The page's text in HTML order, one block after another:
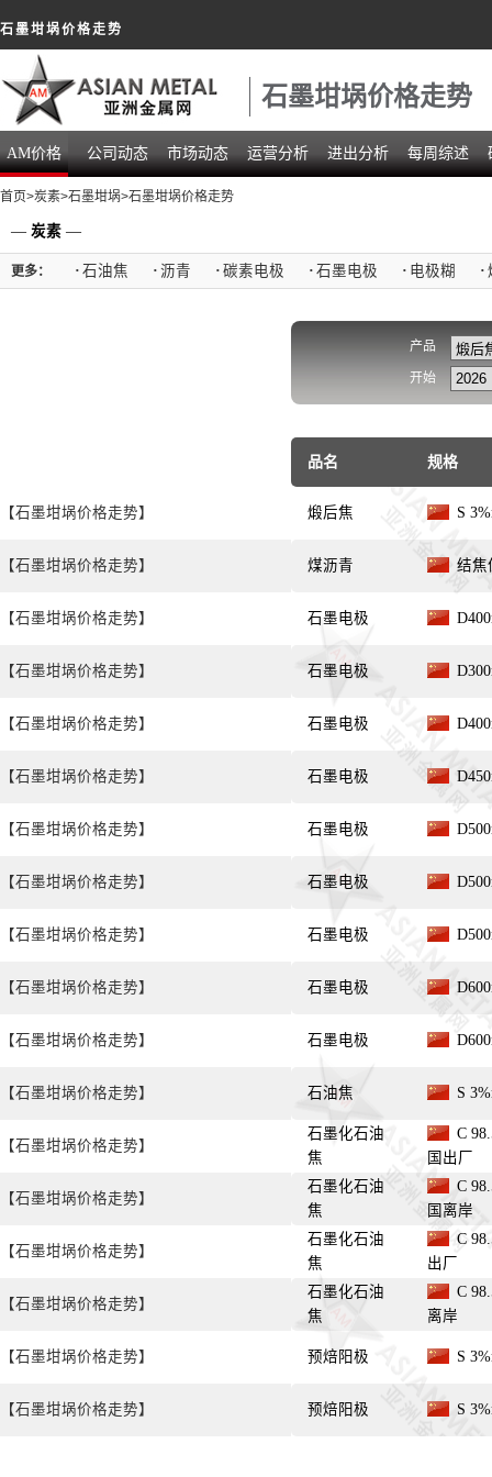
石墨坩埚价格走势
石墨坩埚价格走势
AM价格 公司动态 市场动态 运营分析 进出分析 每周综述
首页>炭素>石墨坩埚>石墨坩埚价格走势
— 炭素 —
更多： · 石油焦 · 沥青 · 碳素电极 · 石墨电极 · 电极糊 ·
【石墨坩埚价格走势】
【石墨坩埚价格走势】
【石墨坩埚价格走势】
【石墨坩埚价格走势】
【石墨坩埚价格走势】
【石墨坩埚价格走势】
【石墨坩埚价格走势】
【石墨坩埚价格走势】
【石墨坩埚价格走势】
【石墨坩埚价格走势】
【石墨坩埚价格走势】
【石墨坩埚价格走势】
【石墨坩埚价格走势】
【石墨坩埚价格走势】
【石墨坩埚价格走势】
【石墨坩埚价格走势】
【石墨坩埚价格走势】
【石墨坩埚价格走势】
产品
开始
品名 规格
煅后焦 S
煤沥青 结焦
石墨电极
石墨电极
石墨电极
石墨电极
石墨电极
石墨电极
石墨电极
石墨电极
石墨电极
石油焦 S
石墨化石油
焦
C
国出厂
石墨化石油
焦
C
国离岸
石墨化石油
焦
C
出厂
石墨化石油
焦
C
离岸
预焙阳极 S
预焙阳极 S